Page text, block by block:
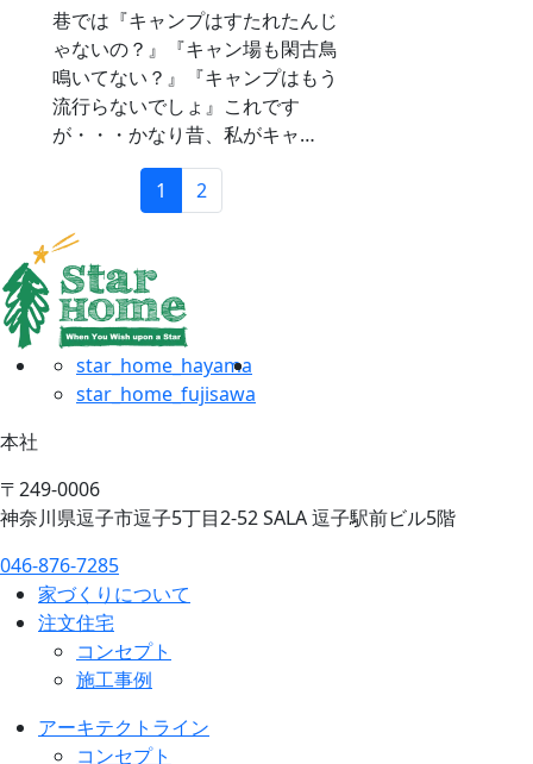
巷では『キャンプはすたれたんじ
ゃないの？』『キャン場も閑古鳥
鳴いてない？』『キャンプはもう
流行らないでしょ』これです
が・・・かなり昔、私がキャ…
1 2
star_home_hayama
star_home_fujisawa
本社
〒249-0006
神奈川県逗子市逗子5丁目2-52 SALA 逗子駅前ビル5階
046-876-7285
家づくりについて
注文住宅
コンセプト
施工事例
アーキテクトライン
コンセプト